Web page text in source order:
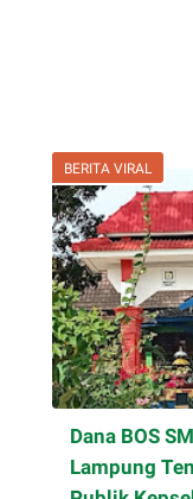
BERITA VIRAL
Dana BOS
Lampung